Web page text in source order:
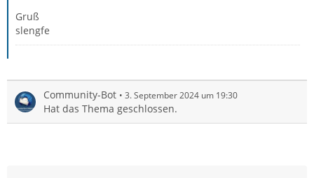
Gruß
slengfe
Community-Bot 3. September 2024 um 19:30
Hat das Thema geschlossen.